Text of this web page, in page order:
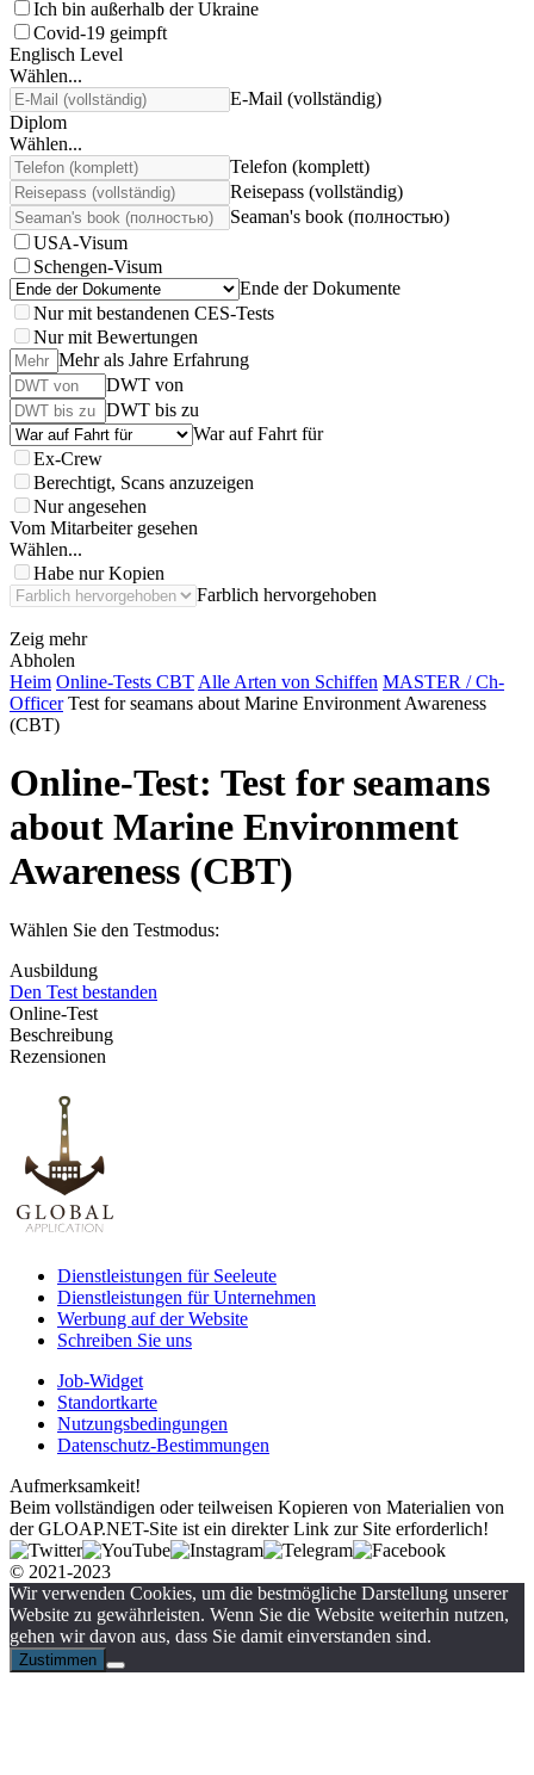
Ich bin außerhalb der Ukraine
Covid-19 geimpft
Englisch Level
Wählen...
E-Mail (vollständig)
Diplom
Wählen...
Telefon (komplett)
Reisepass (vollständig)
Seaman's book (полностью)
USA-Visum
Schengen-Visum
Ende der Dokumente
Nur mit bestandenen CES-Tests
Nur mit Bewertungen
Mehr als Jahre Erfahrung
DWT von
DWT bis zu
War auf Fahrt für
Ex-Crew
Berechtigt, Scans anzuzeigen
Nur angesehen
Vom Mitarbeiter gesehen
Wählen...
Habe nur Kopien
Farblich hervorgehoben
Zeig mehr
Abholen
Heim Online-Tests CBT Alle Arten von Schiffen MASTER / Ch-
Officer Test for seamans about Marine Environment Awareness
(CBT)
Online-Test: Test for seamans
about Marine Environment
Awareness (CBT)
Wählen Sie den Testmodus:
Ausbildung
Den Test bestanden
Online-Test
Beschreibung
Rezensionen
Dienstleistungen für Seeleute
Dienstleistungen für Unternehmen
Werbung auf der Website
Schreiben Sie uns
Job-Widget
Standortkarte
Nutzungsbedingungen
Datenschutz-Bestimmungen
Aufmerksamkeit!
Beim vollständigen oder teilweisen Kopieren von Materialien von
der GLOAP.NET-Site ist ein direkter Link zur Site erforderlich!
© 2021-2023
Wir verwenden Cookies, um die bestmögliche Darstellung unserer
Website zu gewährleisten. Wenn Sie die Website weiterhin nutzen,
gehen wir davon aus, dass Sie damit einverstanden sind.
Zustimmen